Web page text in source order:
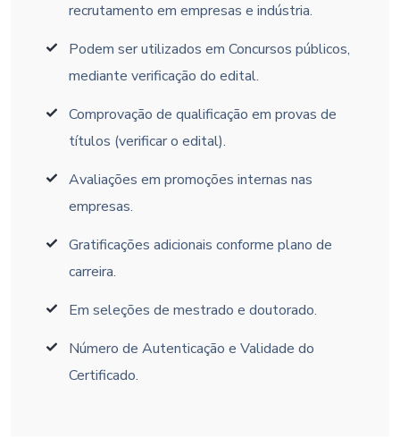
recrutamento em empresas e indústria.
Podem ser utilizados em Concursos públicos,
mediante verificação do edital.
Comprovação de qualificação em provas de
títulos (verificar o edital).
Avaliações em promoções internas nas
empresas.
Gratificações adicionais conforme plano de
carreira.
Em seleções de mestrado e doutorado.
Número de Autenticação e Validade do
Certificado.